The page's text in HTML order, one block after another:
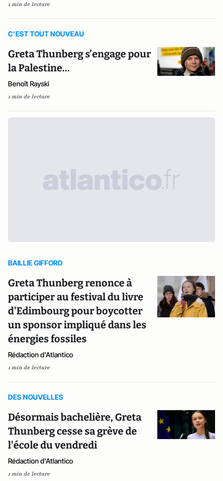
1 min de lecture
C’EST TOUT NOUVEAU
Greta Thunberg s’engage pour
la Palestine…
Benoît Rayski
1 min de lecture
BAILLIE GIFFORD
Greta Thunberg renonce à
participer au festival du livre
d'Edimbourg pour boycotter
un sponsor impliqué dans les
énergies fossiles
Rédaction d'Atlantico
1 min de lecture
DES NOUVELLES
Désormais bachelière, Greta
Thunberg cesse sa grève de
l'école du vendredi
Rédaction d'Atlantico
1 min de lecture